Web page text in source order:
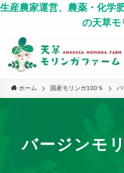
生産農家運営、農薬・化学
の天草モ
ホーム 国産モリンガ100％
バージンモ